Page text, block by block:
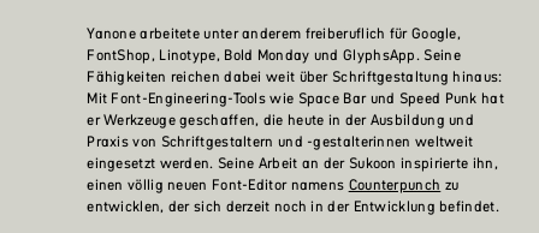
Yanone arbeitete unter anderem freiberuflich für Google,
FontShop, Linotype, Bold Monday und GlyphsApp. Seine
Fähigkeiten reichen dabei weit über Schriftgestaltung hinaus:
Mit Font-Engineering-Tools wie Space Bar und Speed Punk hat
er Werkzeuge geschaffen, die heute in der Ausbildung und
Praxis von Schriftgestaltern und -gestalterinnen weltweit
eingesetzt werden. Seine Arbeit an der Sukoon inspirierte ihn,
einen völlig neuen Font-Editor namens Counterpunch zu
entwicklen, der sich derzeit noch in der Entwicklung befindet.